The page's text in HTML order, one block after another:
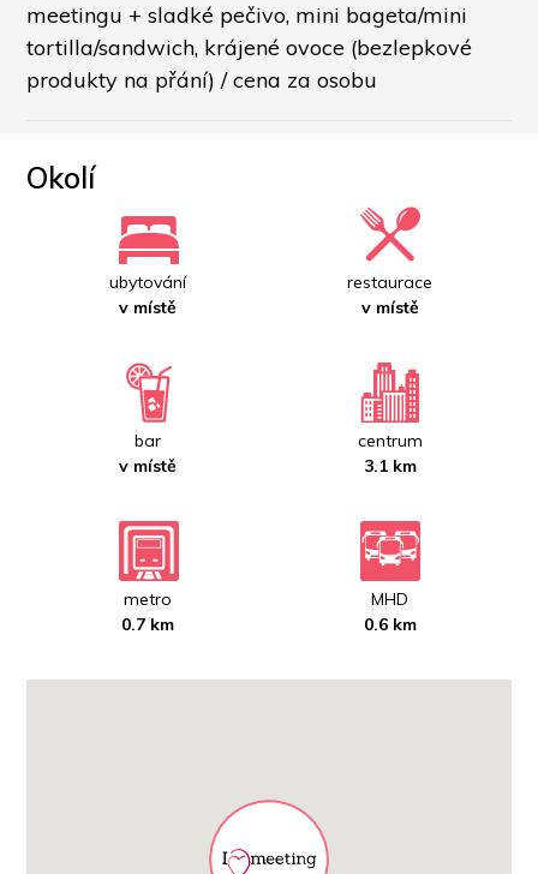
meetingu + sladké pečivo, mini bageta/mini
tortilla/sandwich, krájené ovoce (bezlepkové
produkty na přání) / cena za osobu
Okolí
ubytování
v místě
restaurace
v místě
bar
v místě
centrum
3.1 km
metro
0.7 km
MHD
0.6 km